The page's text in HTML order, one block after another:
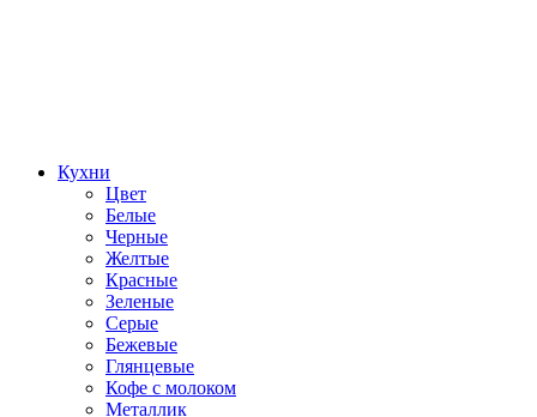
Кухни
Цвет
Белые
Черные
Желтые
Красные
Зеленые
Серые
Бежевые
Глянцевые
Кофе с молоком
Металлик